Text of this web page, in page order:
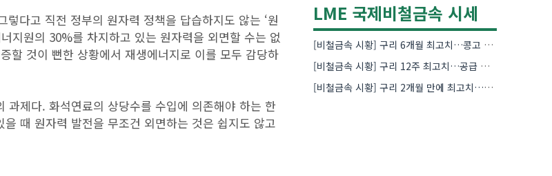
다고 직전 정부의 원자력 정책을 답습하지도 않는 ‘원
지원의 30%를 차지하고 있는 원자력을 외면할 수는 없
할 것이 뻔한 상황에서 재생에너지로 이를 모두 감당하
제다. 화석연료의 상당수를 수입에 의존해야 하는 한
때 원자력 발전을 무조건 외면하는 것은 쉽지도 않고
LME 국제비철금속 시세
[비철금속 시황] 구리 6개월 최고치…콩고 수출 규제에 공급 우려 확대
[비철금속 시황] 구리 12주 최고치…공급 부족 우려에 강세
[비철금속 시황] 구리 2개월 만에 최고치…재고 감소에 공급 부족 우려 확대